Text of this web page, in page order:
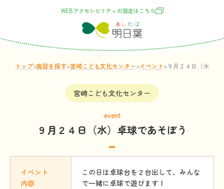
WEBアクセシビリティの設定はこちら
トップ>施設を探す>宮崎こども文化センター>イベント>９月２４日（水）卓
宮崎こども文化センター
event
９月２４日（水）卓球であそぼう
イベント
内容
この日は卓球台を２台出して、みんな
で一緒に卓球で遊びます！